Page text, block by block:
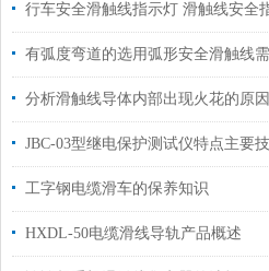
分析滑触线导体内部出现火花的原因
工字钢电缆滑车的保养知识
HXDL-50电缆滑线导轨产品概述